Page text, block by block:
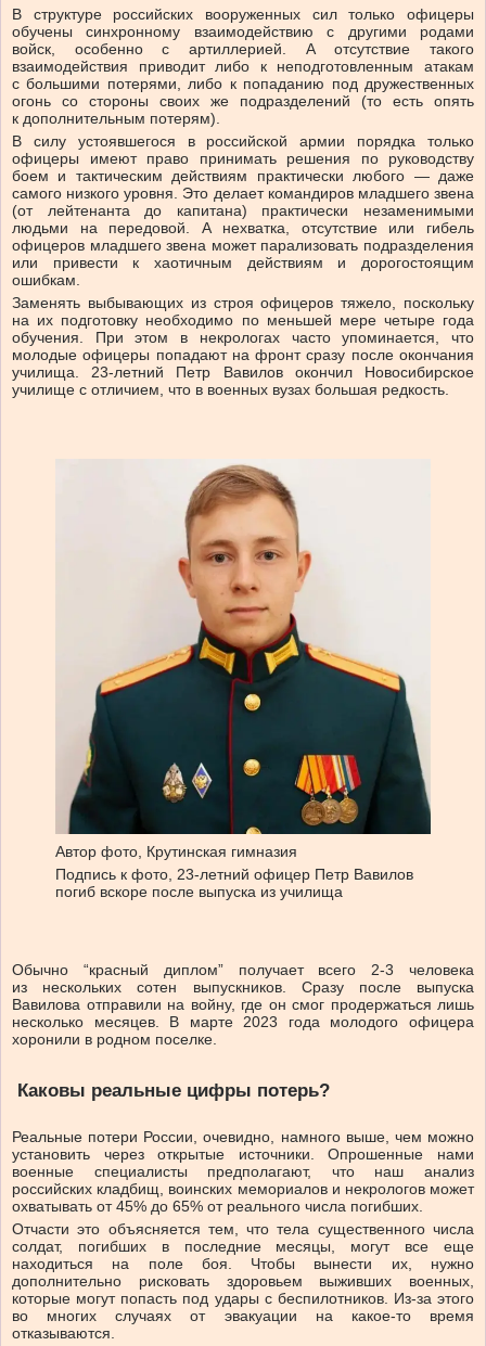
В структуре российских вооруженных сил только офицеры
обучены синхронному взаимодействию с другими родами
войск, особенно с артиллерией. А отсутствие такого
взаимодействия приводит либо к неподготовленным атакам
с большими потерями, либо к попаданию под дружественных
огонь со стороны своих же подразделений (то есть опять
к дополнительным потерям).
В силу устоявшегося в российской армии порядка только
офицеры имеют право принимать решения по руководству
боем и тактическим действиям практически любого — даже
самого низкого уровня. Это делает командиров младшего звена
(от лейтенанта до капитана) практически незаменимыми
людьми на передовой. А нехватка, отсутствие или гибель
офицеров младшего звена может парализовать подразделения
или привести к хаотичным действиям и дорогостоящим
ошибкам.
Заменять выбывающих из строя офицеров тяжело, поскольку
на их подготовку необходимо по меньшей мере четыре года
обучения. При этом в некрологах часто упоминается, что
молодые офицеры попадают на фронт сразу после окончания
училища. 23-летний Петр Вавилов окончил Новосибирское
училище с отличием, что в военных вузах большая редкость.
Автор фото, Крутинская гимназия
Подпись к фото, 23-летний офицер Петр Вавилов
погиб вскоре после выпуска из училища
Обычно “красный диплом” получает всего 2-3 человека
из нескольких сотен выпускников. Сразу после выпуска
Вавилова отправили на войну, где он смог продержаться лишь
несколько месяцев. В марте 2023 года молодого офицера
хоронили в родном поселке.
Каковы реальные цифры потерь?
Реальные потери России, очевидно, намного выше, чем можно
установить через открытые источники. Опрошенные нами
военные специалисты предполагают, что наш анализ
российских кладбищ, воинских мемориалов и некрологов может
охватывать от 45% до 65% от реального числа погибших.
Отчасти это объясняется тем, что тела существенного числа
солдат, погибших в последние месяцы, могут все еще
находиться на поле боя. Чтобы вынести их, нужно
дополнительно рисковать здоровьем выживших военных,
которые могут попасть под удары с беспилотников. Из-за этого
во многих случаях от эвакуации на какое-то время
отказываются.